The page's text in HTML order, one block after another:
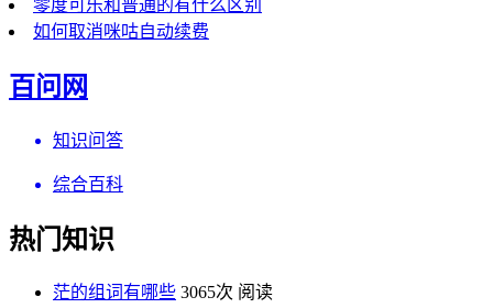
零度可乐和普通的有什么区别
如何取消咪咕自动续费
百问网
知识问答
综合百科
热门知识
茫的组词有哪些 3065次 阅读